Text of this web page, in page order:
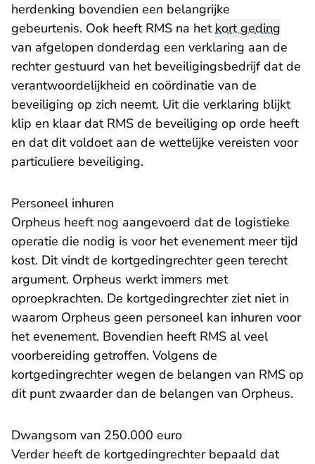
herdenking bovendien een belangrijke
gebeurtenis. Ook heeft RMS na hetkort geding
van afgelopen donderdag een verklaring aan de
rechter gestuurd van het beveiligingsbedrijf dat de
verantwoordelijkheid en coördinatie van de
beveiliging op zich neemt. Uit die verklaring blijkt
klip en klaar dat RMS de beveiliging op orde heeft
en dat dit voldoet aan de wettelijke vereisten voor
particuliere beveiliging.
Personeel inhuren
Orpheus heeft nog aangevoerd dat de logistieke
operatie die nodig is voor het evenement meer tijd
kost. Dit vindt de kortgedingrechter geen terecht
argument. Orpheus werkt immers met
oproepkrachten. De kortgedingrechter ziet niet in
waarom Orpheus geen personeel kan inhuren voor
het evenement. Bovendien heeft RMS al veel
voorbereiding getroffen. Volgens de
kortgedingrechter wegen de belangen van RMS op
dit punt zwaarder dan de belangen van Orpheus.
Dwangsom van 250.000 euro
Verder heeft de kortgedingrechter bepaald dat